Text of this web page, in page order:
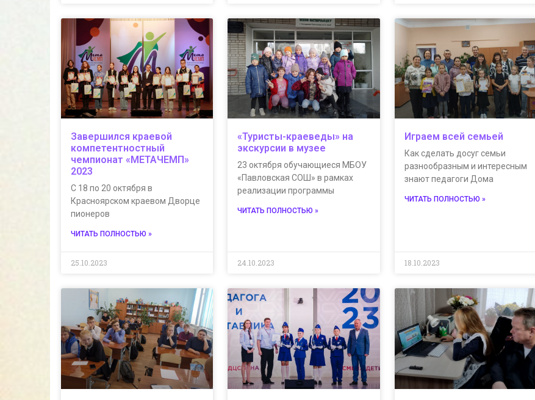
Завершился краевой
компетентностный
чемпионат «МЕТАЧЕМП»
2023
С 18 по 20 октября в
Красноярском краевом Дворце
пионеров
ЧИТАТЬ ПОЛНОСТЬЮ »
25.10.2023
«Туристы-краеведы» на
экскурсии в музее
23 октября обучающиеся МБОУ
«Павловская СОШ» в рамках
реализации программы
ЧИТАТЬ ПОЛНОСТЬЮ »
24.10.2023
Играем всей семьей
Как сделать досуг семьи
разнообразным и интересным
знают педагоги Дома
ЧИТАТЬ ПОЛНОСТЬЮ »
18.10.2023